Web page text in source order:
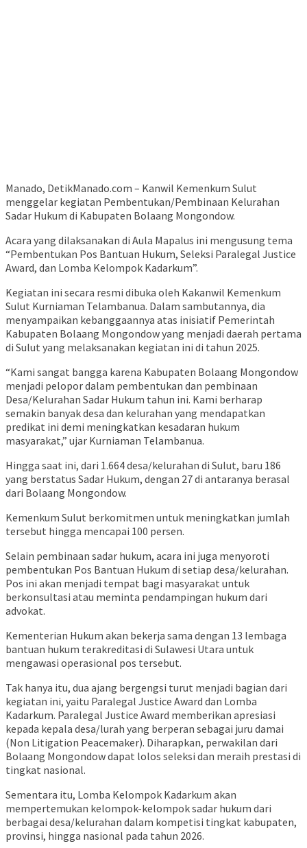
Manado, DetikManado.com – Kanwil Kemenkum Sulut
menggelar kegiatan Pembentukan/Pembinaan Kelurahan
Sadar Hukum di Kabupaten Bolaang Mongondow.
Acara yang dilaksanakan di Aula Mapalus ini mengusung tema
“Pembentukan Pos Bantuan Hukum, Seleksi Paralegal Justice
Award, dan Lomba Kelompok Kadarkum”.
Kegiatan ini secara resmi dibuka oleh Kakanwil Kemenkum
Sulut Kurniaman Telambanua. Dalam sambutannya, dia
menyampaikan kebanggaannya atas inisiatif Pemerintah
Kabupaten Bolaang Mongondow yang menjadi daerah pertama
di Sulut yang melaksanakan kegiatan ini di tahun 2025.
“Kami sangat bangga karena Kabupaten Bolaang Mongondow
menjadi pelopor dalam pembentukan dan pembinaan
Desa/Kelurahan Sadar Hukum tahun ini. Kami berharap
semakin banyak desa dan kelurahan yang mendapatkan
predikat ini demi meningkatkan kesadaran hukum
masyarakat,” ujar Kurniaman Telambanua.
Hingga saat ini, dari 1.664 desa/kelurahan di Sulut, baru 186
yang berstatus Sadar Hukum, dengan 27 di antaranya berasal
dari Bolaang Mongondow.
Kemenkum Sulut berkomitmen untuk meningkatkan jumlah
tersebut hingga mencapai 100 persen.
Selain pembinaan sadar hukum, acara ini juga menyoroti
pembentukan Pos Bantuan Hukum di setiap desa/kelurahan.
Pos ini akan menjadi tempat bagi masyarakat untuk
berkonsultasi atau meminta pendampingan hukum dari
advokat.
Kementerian Hukum akan bekerja sama dengan 13 lembaga
bantuan hukum terakreditasi di Sulawesi Utara untuk
mengawasi operasional pos tersebut.
Tak hanya itu, dua ajang bergengsi turut menjadi bagian dari
kegiatan ini, yaitu Paralegal Justice Award dan Lomba
Kadarkum. Paralegal Justice Award memberikan apresiasi
kepada kepala desa/lurah yang berperan sebagai juru damai
(Non Litigation Peacemaker). Diharapkan, perwakilan dari
Bolaang Mongondow dapat lolos seleksi dan meraih prestasi di
tingkat nasional.
Sementara itu, Lomba Kelompok Kadarkum akan
mempertemukan kelompok-kelompok sadar hukum dari
berbagai desa/kelurahan dalam kompetisi tingkat kabupaten,
provinsi, hingga nasional pada tahun 2026.